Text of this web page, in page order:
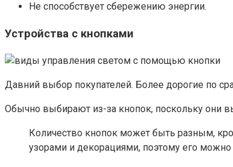
Не способствует сбережению энергии.
Устройства с кнопками
Давний выбор покупателей. Более дорогие по
Обычно выбирают из-за кнопок, поскольку они
Количество кнопок может быть разным,
узорами и декорациями, поэтому его